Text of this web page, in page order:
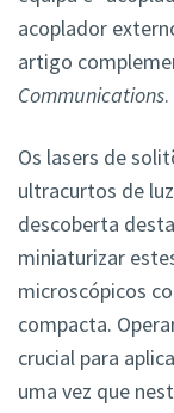
acoplador
artigo
Communications.
Os lasers de
ultracurtos de
descoberta
miniaturizar
microscópicos
compacta.
crucial para
uma vez que